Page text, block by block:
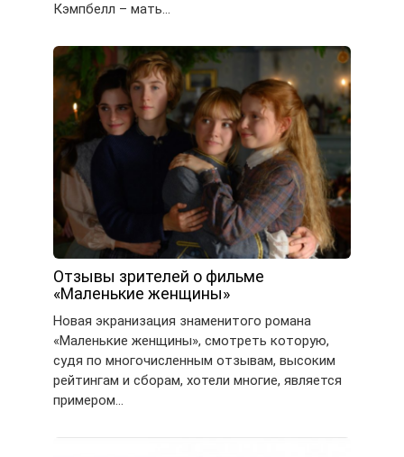
Кэмпбелл – мать…
Отзывы зрителей о фильме
«Маленькие женщины»
Новая экранизация знаменитого романа
«Маленькие женщины», смотреть которую,
судя по многочисленным отзывам, высоким
рейтингам и сборам, хотели многие, является
примером…